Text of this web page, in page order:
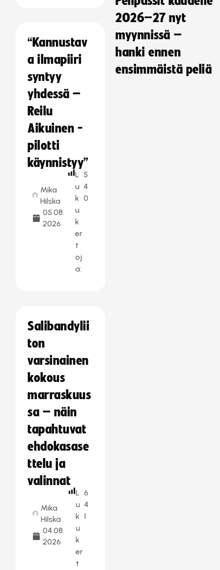
“Kannustav
a ilmapiiri
syntyy
yhdessä –
Reilu
Aikuinen -
pilotti
käynnistyy”
Mika
Hilska
05.08.
2026
L
u
k
u
k
er
t
oj
a:
5
4
0
Salibandylii
ton
varsinainen
kokous
marraskuus
sa – näin
tapahtuvat
ehdokasase
ttelu ja
valinnat
Mika
Hilska
04.08.
2026
L
u
k
u
k
er
t
6
4
1
2026–27 nyt
myynnissä –
hanki ennen
ensimmäistä peliä